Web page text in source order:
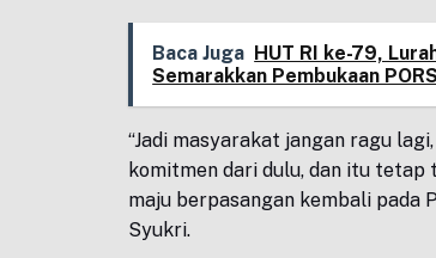
Baca Juga HUT RI ke-79,
Semarakkan Pembukaan
“Jadi masyarakat jangan ragu
komitmen dari dulu, dan itu tetap
maju berpasangan kembali pada
Syukri.